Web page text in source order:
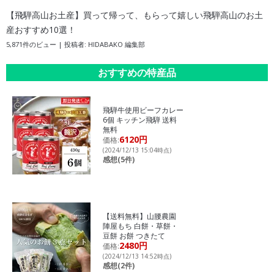
【飛騨高山お土産】買って帰って、もらって嬉しい飛騨高山のお土
産おすすめ10選！
5,871件のビュー | 投稿者: HIDABAKO 編集部
おすすめの特産品
飛騨牛使用ビーフカレー
6個 キッチン飛騨 送料
無料
価格:6120円
(2024/12/13 15:04時点)
感想(5件)
【送料無料】山腰農園
陣屋もち 白餅・草餅・
豆餅 お餅 つきたて
価格:2480円
(2024/12/13 14:52時点)
感想(2件)